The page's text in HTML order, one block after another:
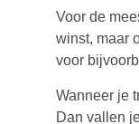
Voor de
winst, maar
voor
Wanneer je
Dan vallen